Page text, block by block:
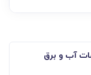
آب و برق